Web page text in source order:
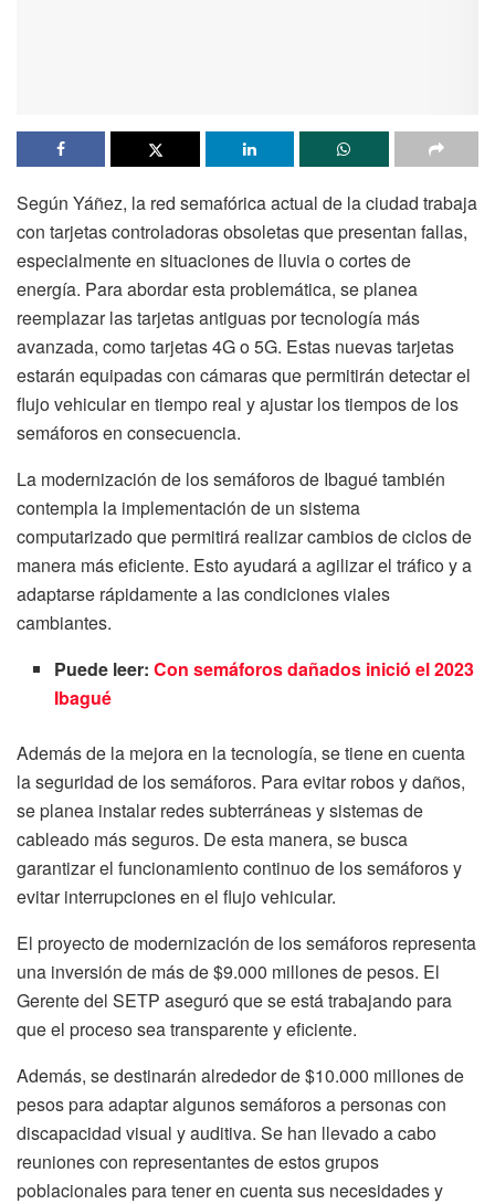
Según Yáñez, la red semafórica actual de la ciudad trabaja
con tarjetas controladoras obsoletas que presentan fallas,
especialmente en situaciones de lluvia o cortes de
energía. Para abordar esta problemática, se planea
reemplazar las tarjetas antiguas por tecnología más
avanzada, como tarjetas 4G o 5G. Estas nuevas tarjetas
estarán equipadas con cámaras que permitirán detectar el
flujo vehicular en tiempo real y ajustar los tiempos de los
semáforos en consecuencia.
La modernización de los semáforos de Ibagué también
contempla la implementación de un sistema
computarizado que permitirá realizar cambios de ciclos de
manera más eficiente. Esto ayudará a agilizar el tráfico y a
adaptarse rápidamente a las condiciones viales
cambiantes.
Puede leer:Con semáforos dañados inició el 2023
Ibagué
Además de la mejora en la tecnología, se tiene en cuenta
la seguridad de los semáforos. Para evitar robos y daños,
se planea instalar redes subterráneas y sistemas de
cableado más seguros. De esta manera, se busca
garantizar el funcionamiento continuo de los semáforos y
evitar interrupciones en el flujo vehicular.
El proyecto de modernización de los semáforos representa
una inversión de más de $9.000 millones de pesos. El
Gerente del SETP aseguró que se está trabajando para
que el proceso sea transparente y eficiente.
Además, se destinarán alrededor de $10.000 millones de
pesos para adaptar algunos semáforos a personas con
discapacidad visual y auditiva. Se han llevado a cabo
reuniones con representantes de estos grupos
poblacionales para tener en cuenta sus necesidades y